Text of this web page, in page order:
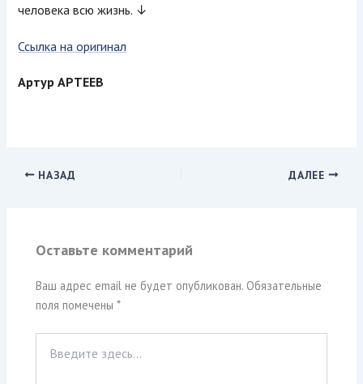
человека всю жизнь. ↓
Ссылка на оригинал
Артур АРТЕЕВ
НАЗАД ДАЛЕЕ
Оставьте комментарий
Ваш адрес email не будет опубликован. Обязательные
поля помечены*
здесь...